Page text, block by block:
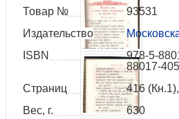
Товар №
93531
Издательство
ISBN
978-5-
88017-
Страниц
416
Вес, г.
630